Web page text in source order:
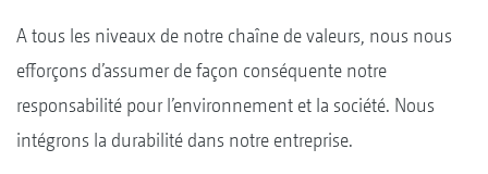
A tous les niveaux de notre chaîne de valeurs, nous nous
efforçons d’assumer de façon conséquente notre
responsabilité pour l’environnement et la société. Nous
intégrons la durabilité dans notre entreprise.